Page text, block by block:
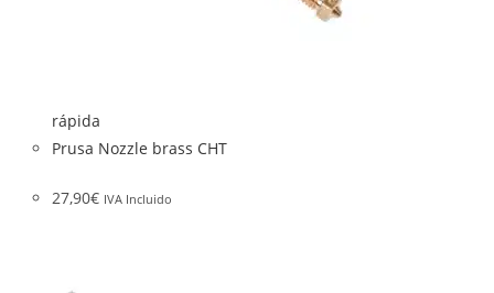
rápida
Prusa Nozzle brass CHT
27,90€ IVA Incluido